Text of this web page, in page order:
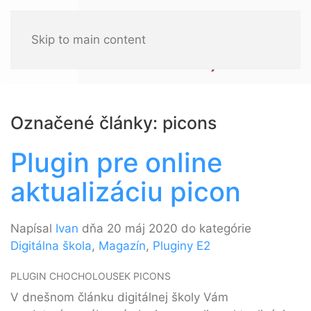
Skip to main content
Označené články: picons
Plugin pre online
aktualizáciu picon
Napísal Ivan dňa 20 máj 2020 do kategórie
Digitálna škola, Magazín, Pluginy E2
PLUGIN CHOCHOLOUSEK PICONS
V dnešnom článku digitálnej školy Vám